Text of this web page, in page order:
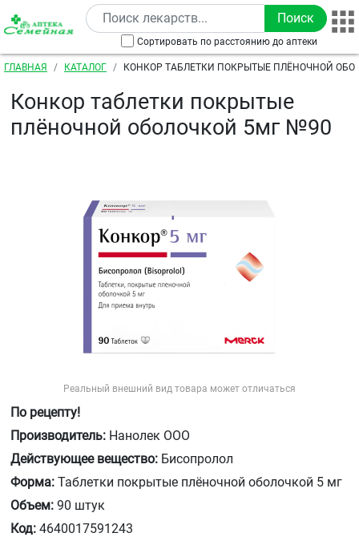
Перейти к основному содержанию
Сортировать по расстоянию до аптеки
Строка навигации
ГЛАВНАЯ КАТАЛОГ КОНКОР ТАБЛЕТКИ ПОКРЫТЫЕ ПЛЁНОЧНОЙ
Конкор таблетки покрытые
плёночной оболочкой 5мг №90
Реальный внешний вид товара может отличаться
По рецепту!
Производитель: Нанолек ООО
Действующее вещество: Бисопролол
Форма: Таблетки покрытые плёночной оболочкой 5 мг
Объем: 90 штук
Код: 4640017591243